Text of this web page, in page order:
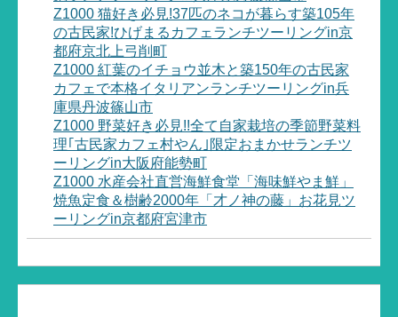
Z1000 猫好き必見!37匹のネコが暮らす築105年
の古民家!ひげまるカフェランチツーリングin京
都府京北上弓削町
Z1000 紅葉のイチョウ並木と築150年の古民家
カフェで本格イタリアンランチツーリングin兵
庫県丹波篠山市
Z1000 野菜好き必見!!全て自家栽培の季節野菜料
理｢古民家カフェ村やん｣限定おまかせランチツ
ーリングin大阪府能勢町
Z1000 水産会社直営海鮮食堂「海味鮮やま鮮」
焼魚定食＆樹齢2000年「才ノ神の藤」お花見ツ
ーリングin京都府宮津市